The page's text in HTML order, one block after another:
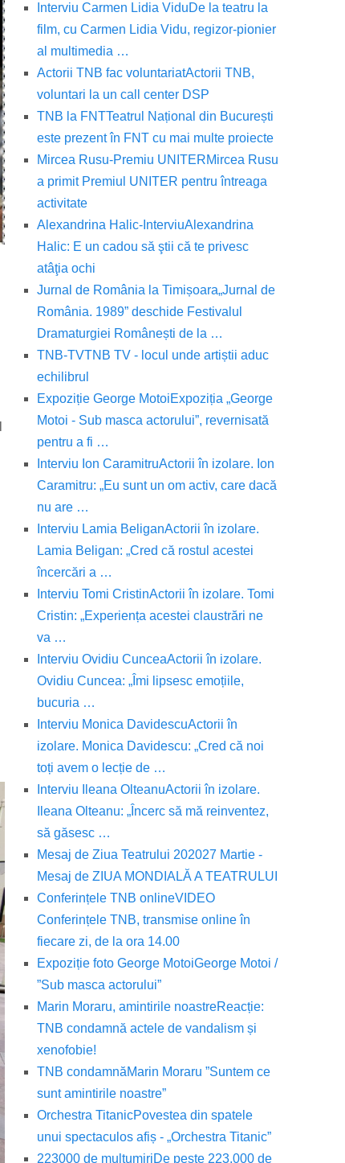
Interviu Carmen Lidia ViduDe la teatru la
film, cu Carmen Lidia Vidu, regizor-pionier
al multimedia …
Actorii TNB fac voluntariatActorii TNB,
voluntari la un call center DSP
TNB la FNTTeatrul Național din București
este prezent în FNT cu mai multe proiecte
Mircea Rusu-Premiu UNITERMircea Rusu
a primit Premiul UNITER pentru întreaga
activitate
Alexandrina Halic-InterviuAlexandrina
Halic: E un cadou să ştii că te privesc
atâţia ochi
Jurnal de România la Timișoara„Jurnal de
România. 1989” deschide Festivalul
Dramaturgiei Românești de la …
TNB-TVTNB TV - locul unde artiștii aduc
echilibrul
Expoziție George MotoiExpoziția „George
Motoi - Sub masca actorului”, revernisată
pentru a fi …
Interviu Ion CaramitruActorii în izolare. Ion
Caramitru: „Eu sunt un om activ, care dacă
nu are …
Interviu Lamia BeliganActorii în izolare.
Lamia Beligan: „Cred că rostul acestei
încercări a …
Interviu Tomi CristinActorii în izolare. Tomi
Cristin: „Experiența acestei claustrări ne
va …
Interviu Ovidiu CunceaActorii în izolare.
Ovidiu Cuncea: „Îmi lipsesc emoțiile,
bucuria …
Interviu Monica DavidescuActorii în
izolare. Monica Davidescu: „Cred că noi
toți avem o lecție de …
Interviu Ileana OlteanuActorii în izolare.
Ileana Olteanu: „Încerc să mă reinventez,
să găsesc …
Mesaj de Ziua Teatrului 202027 Martie -
Mesaj de ZIUA MONDIALĂ A TEATRULUI
Conferințele TNB onlineVIDEO
Conferințele TNB, transmise online în
fiecare zi, de la ora 14.00
Expoziție foto George MotoiGeorge Motoi /
”Sub masca actorului”
Marin Moraru, amintirile noastreReacție:
TNB condamnă actele de vandalism și
xenofobie!
TNB condamnăMarin Moraru ”Suntem ce
sunt amintirile noastre”
Orchestra TitanicPovestea din spatele
unui spectaculos afiș - „Orchestra Titanic”
223000 de mulțumiriDe peste 223.000 de